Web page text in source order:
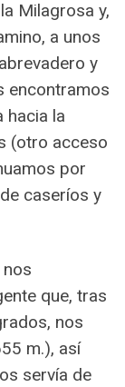
Milagrosa y,
a unos
y
encontramos
hacia la
(otro acceso
por
caseríos y
que, tras
nos
m.), así
servía de